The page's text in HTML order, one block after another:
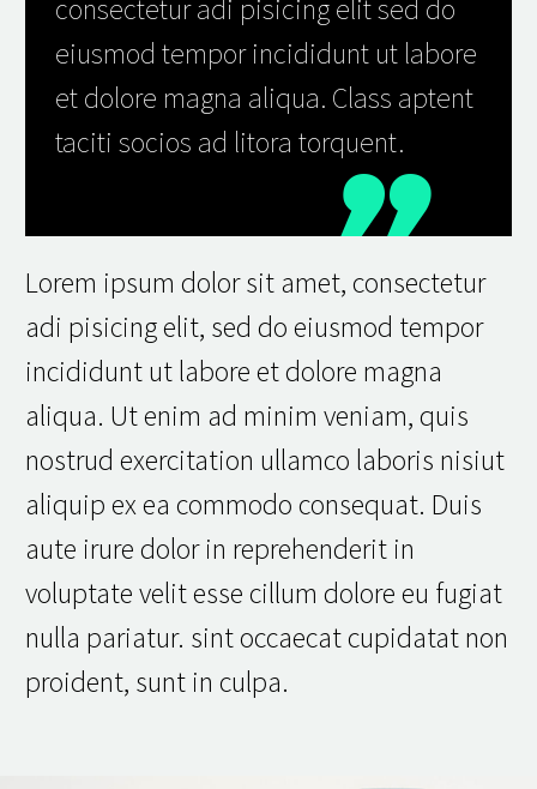
consectetur adi pisicing elit sed do
eiusmod tempor incididunt ut labore
et dolore magna aliqua. Class aptent
taciti socios ad litora torquent.
Lorem ipsum dolor sit amet, consectetur
adi pisicing elit, sed do eiusmod tempor
incididunt ut labore et dolore magna
aliqua. Ut enim ad minim veniam, quis
nostrud exercitation ullamco laboris nisiut
aliquip ex ea commodo consequat. Duis
aute irure dolor in reprehenderit in
voluptate velit esse cillum dolore eu fugiat
nulla pariatur. sint occaecat cupidatat non
proident, sunt in culpa.